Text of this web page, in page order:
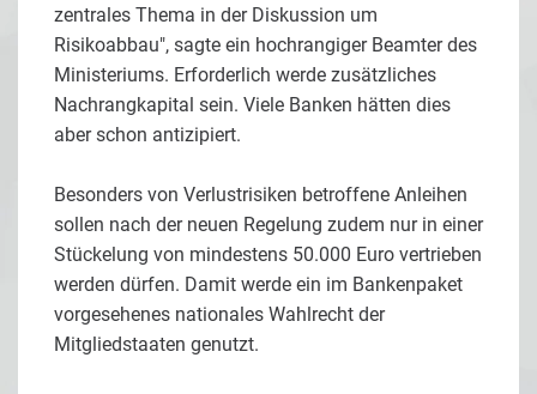
zentrales Thema in der Diskussion um
Risikoabbau", sagte ein hochrangiger Beamter des
Ministeriums. Erforderlich werde zusätzliches
Nachrangkapital sein. Viele Banken hätten dies
aber schon antizipiert.
Besonders von Verlustrisiken betroffene Anleihen
sollen nach der neuen Regelung zudem nur in einer
Stückelung von mindestens 50.000 Euro vertrieben
werden dürfen. Damit werde ein im Bankenpaket
vorgesehenes nationales Wahlrecht der
Mitgliedstaaten genutzt.